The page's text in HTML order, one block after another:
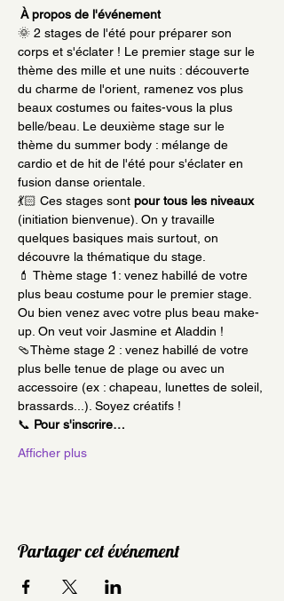
À propos de l'événement
🌞 2 stages de l'été pour préparer son
corps et s'éclater ! Le premier stage sur le
thème des mille et une nuits : découverte
du charme de l'orient, ramenez vos plus
beaux costumes ou faites-vous la plus
belle/beau. Le deuxième stage sur le
thème du summer body : mélange de
cardio et de hit de l'été pour s'éclater en
fusion danse orientale.
💃🏻 Ces stages sont pour tous les niveaux
(initiation bienvenue). On y travaille
quelques basiques mais surtout, on
découvre la thématique du stage.
💄 Thème stage 1: venez habillé de votre
plus beau costume pour le premier stage.
Ou bien venez avec votre plus beau make-
up. On veut voir Jasmine et Aladdin !
🩴Thème stage 2 : venez habillé de votre
plus belle tenue de plage ou avec un
accessoire (ex : chapeau, lunettes de soleil,
brassards...). Soyez créatifs !
📞 Pour s'inscrire…
Afficher plus
Partager cet événement